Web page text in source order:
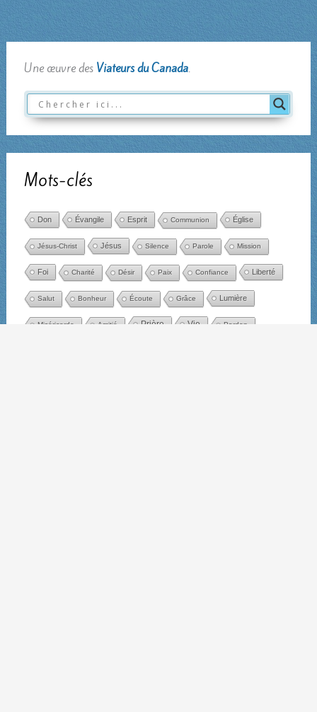
Une œuvre des Viateurs du Canada.
Mots-clés
Don Évangile Esprit Communion Église
Jésus-Christ Jésus Silence Parole Mission
Foi Charité Désir Paix Confiance Liberté
Salut Bonheur Écoute Grâce Lumière
Miséricorde Amitié Prière Vie Pardon